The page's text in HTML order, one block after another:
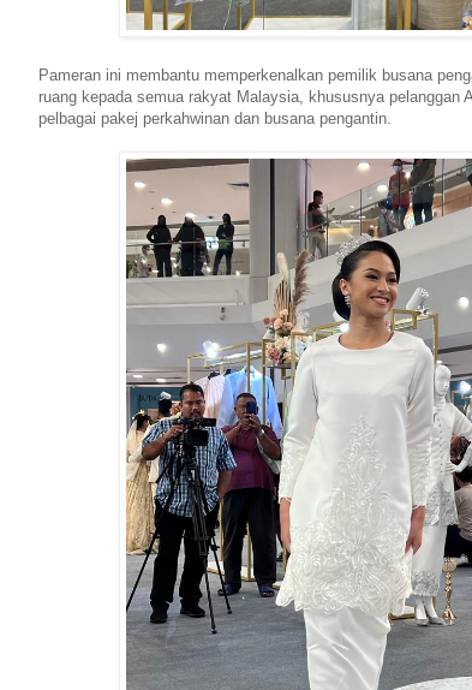
Pameran ini membantu memperkenalkan pemilik busana
ruang kepada semua rakyat Malaysia, khususnya pelanggan
pelbagai pakej perkahwinan dan busana pengantin.